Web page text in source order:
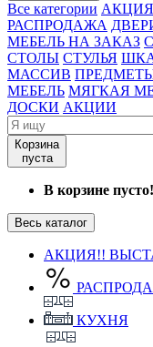
Все категории
РАСПРОДАЖА
МЕБЕЛЬ НА ЗАКАЗ
СТОЛЫ СТУЛЬЯ
МАССИВ
МЕБЕЛЬ МЯГКАЯ
ДОСКИ АКЦИИ
Корзина
пуста
В корзине пусто!
Весь каталог
АКЦИЯ!!
КУХНЯ